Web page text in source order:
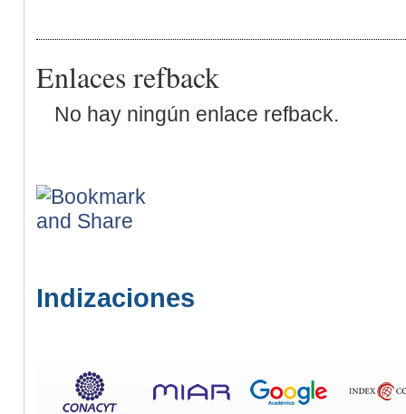
Enlaces refback
No hay ningún enlace refback.
Indizaciones